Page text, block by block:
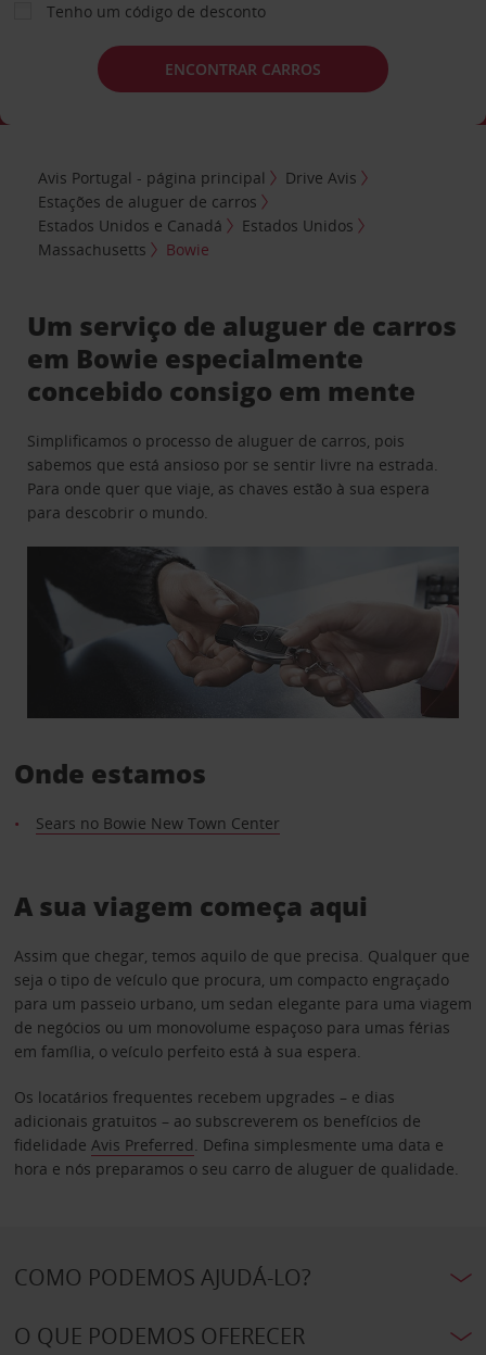
Tenho um código de desconto
ENCONTRAR CARROS
Avis Portugal - página principal
Drive Avis
Estações de aluguer de carros
Estados Unidos e Canadá
Estados Unidos
Massachusetts
Bowie
Um serviço de aluguer de carros
em Bowie especialmente
concebido consigo em mente
Simplificamos o processo de aluguer de carros, pois
sabemos que está ansioso por se sentir livre na estrada.
Para onde quer que viaje, as chaves estão à sua espera
para descobrir o mundo.
Onde estamos
Sears no Bowie New Town Center
A sua viagem começa aqui
Assim que chegar, temos aquilo de que precisa. Qualquer que
seja o tipo de veículo que procura, um compacto engraçado
para um passeio urbano, um sedan elegante para uma viagem
de negócios ou um monovolume espaçoso para umas férias
em família, o veículo perfeito está à sua espera.
Os locatários frequentes recebem upgrades – e dias
adicionais gratuitos – ao subscreverem os benefícios de
fidelidade Avis Preferred. Defina simplesmente uma data e
hora e nós preparamos o seu carro de aluguer de qualidade.
COMO PODEMOS AJUDÁ-LO?
O QUE PODEMOS OFERECER